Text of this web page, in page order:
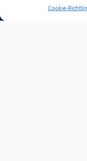
Cookie-
Jobs